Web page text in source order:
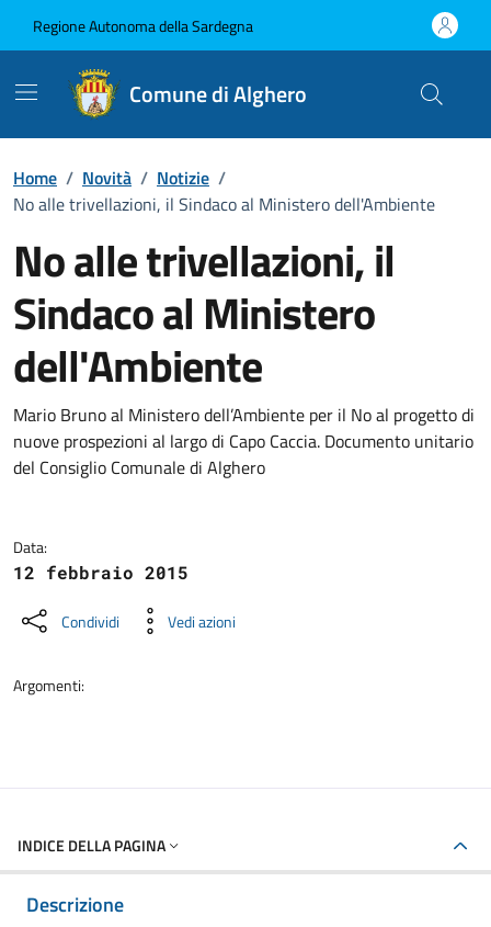
Regione Autonoma della Sardegna
Comune di Alghero
Home / Novità / Notizie /
No alle trivellazioni, il Sindaco al Ministero dell'Ambiente
No alle trivellazioni, il
Sindaco al Ministero
dell'Ambiente
Dettagli della notizia
Mario Bruno al Ministero dell’Ambiente per il No al progetto di
nuove prospezioni al largo di Capo Caccia. Documento unitario
del Consiglio Comunale di Alghero
Data:
12 febbraio 2015
Condividi Vedi azioni
Argomenti:
INDICE DELLA PAGINA
Descrizione